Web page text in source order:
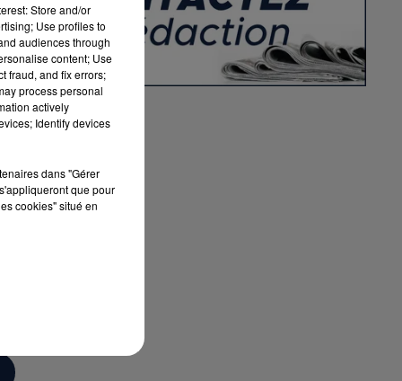
Store and/or
Use profiles to
audiences through
content; Use
fraud, and fix errors;
process personal
actively
Identify devices
dans "Gérer
que pour
cookies" situé en